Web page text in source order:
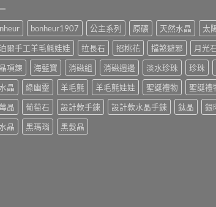
bonheur1907 公主系列 原礦 天然水晶 太
爾手工羊毛氈娃娃
拉長石 招桃花 擋煞避邪 月光
項鍊
海藍寶 消磁組 消磁週邊 淡水珍珠 珍珠
晶
綠幽靈 羊毛氈 羊毛氈娃娃 聖誕禮物 聖誕禮
晶
葡萄石 設計款手鍊 設計款水晶手鍊 鈦晶 銀
晶
黑瑪瑙 黑髮晶